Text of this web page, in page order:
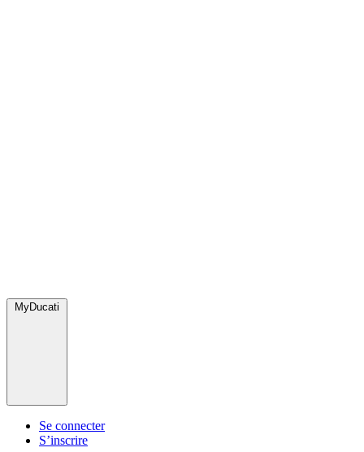
MyDucati
Se connecter
S’inscrire